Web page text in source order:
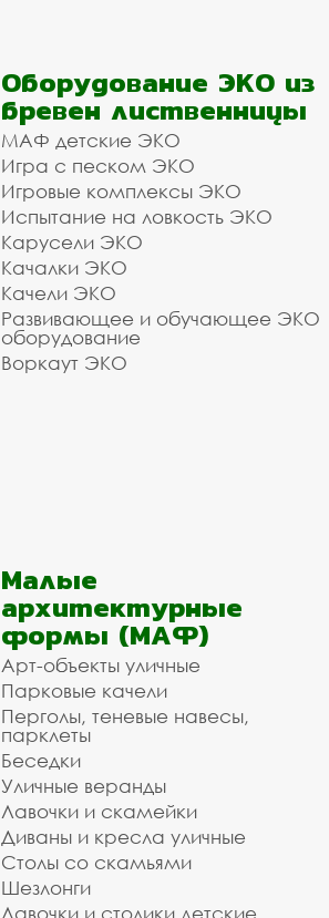
Оборудование ЭКО из
бревен лиственницы
МАФ детские ЭКО
Игра с песком ЭКО
Игровые комплексы ЭКО
Испытание на ловкость ЭКО
Карусели ЭКО
Качалки ЭКО
Качели ЭКО
Развивающее и обучающее ЭКО
оборудование
Воркаут ЭКО
Малые
архитектурные
формы (МАФ)
Арт-объекты уличные
Парковые качели
Перголы, теневые навесы,
парклеты
Беседки
Уличные веранды
Лавочки и скамейки
Диваны и кресла уличные
Столы со скамьями
Шезлонги
Лавочки и столики детские